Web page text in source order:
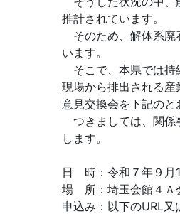
推計されています。
そのため、解体系廃
います。
そこで、本県では持
現場から排出される
意見交換会を下記のと
つきましては、関係
します。
日 時：令和７年９月
場 所：埼玉会館４Ａ
申込み：以下のURL